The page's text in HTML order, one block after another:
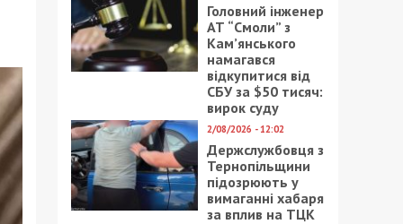
Головний інженер
АТ “Смоли” з
Кам’янського
намагався
відкупитися від
СБУ за $50 тисяч:
вирок суду
2/08/2026 - 12:02
Держслужбовця з
Тернопільщини
підозрюють у
вимаганні хабаря
за вплив на ТЦК